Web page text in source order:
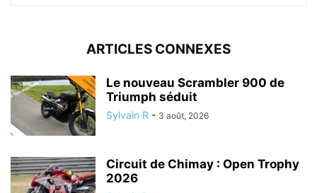
ARTICLES CONNEXES
Le nouveau Scrambler 900 de
Triumph séduit
Sylvain R - 3 août, 2026
Circuit de Chimay : Open Trophy
2026